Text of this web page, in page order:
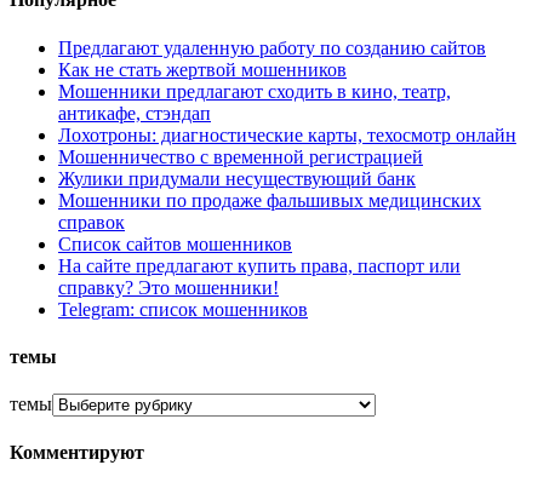
Предлагают удаленную работу по созданию сайтов
Как не стать жертвой мошенников
Мошенники предлагают сходить в кино, театр,
антикафе, стэндап
Лохотроны: диагностические карты, техосмотр онлайн
Мошенничество с временной регистрацией
Жулики придумали несуществующий банк
Мошенники по продаже фальшивых медицинских
справок
Список сайтов мошенников
На сайте предлагают купить права, паспорт или
справку? Это мошенники!
Telegram: список мошенников
темы
темы
Комментируют